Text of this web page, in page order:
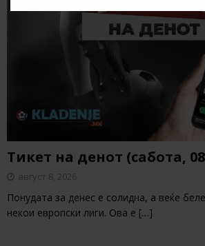
Тикет на денот (сабота,
август 8, 2026
Понудата за денес е солидна, а веќе
некои европски лиги. Ова е […]